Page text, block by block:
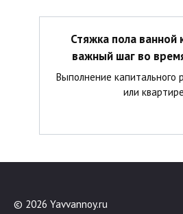
Стяжка пола ванной
важный шаг во
Выполнение капитального
или квартире
© 2026 Yavvannoy.ru